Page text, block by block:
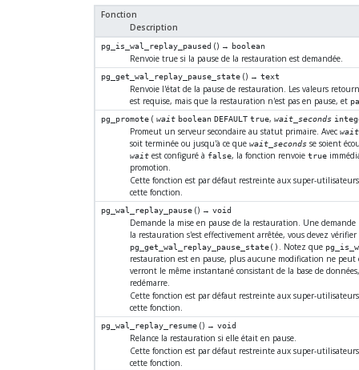
Fonction
Description
pg_is_wal_replay_paused () → boolean
Renvoie true si la pause de la restauration est demandée.
pg_get_wal_replay_pause_state () →text
Renvoie l'état de la pause de restauration. Les valeurs
est requise, mais que la restauration n'est pas en pause, et
pg_promote (wait boolean DEFAULT true,wait_seconds
Promeut un serveur secondaire au statut primaire. Avec wait
soit terminée ou jusqu'à ce que wait_secondsse soient
waitest configuré à false, la fonction renvoie true
promotion.
Cette fonction est par défaut restreinte aux super-
cette fonction.
pg_wal_replay_pause () →void
Demande la mise en pause de la restauration. Une
la restauration s'est effectivement arrêtée, vous devez
pg_get_wal_replay_pause_state() . Notez que
restauration est en pause, plus aucune modification ne
verront le même instantané consistant de la base de
redémarre.
Cette fonction est par défaut restreinte aux super-
cette fonction.
pg_wal_replay_resume () →void
Relance la restauration si elle était en pause.
Cette fonction est par défaut restreinte aux super-
cette fonction.